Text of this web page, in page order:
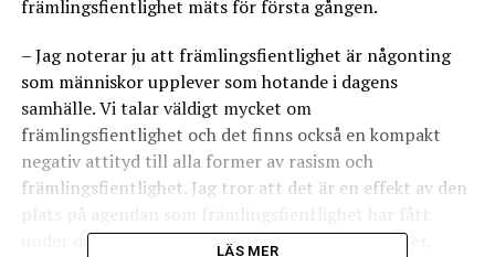
främlingsfientlighet mäts för första gången.
– Jag noterar ju att främlingsfientlighet är någonting
som människor upplever som hotande i dagens
samhälle. Vi talar väldigt mycket om
främlingsfientlighet och det finns också en kompakt
negativ attityd till alla former av rasism och
främlingsfientlighet. Jag tror att det är en effekt av den
under de senaste två-tre åren, säger Marie Demker,
LÄS MER